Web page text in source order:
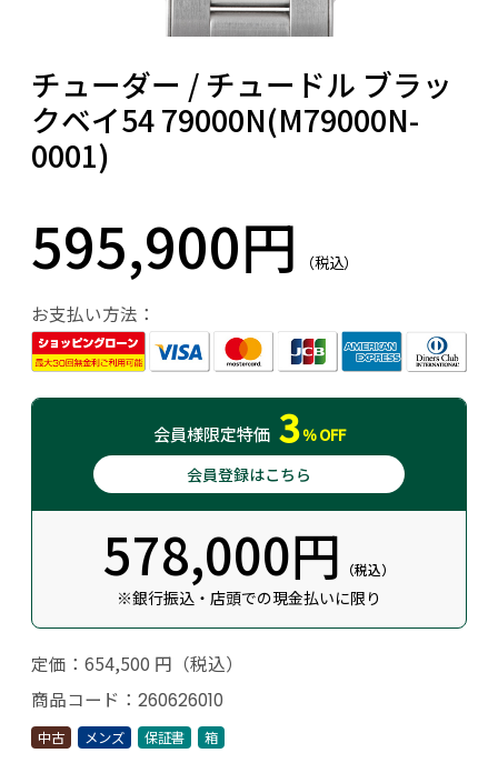
チューダー / チュードル ブラッ
クベイ54 79000N(M79000N-
0001)
595,900円 （税込）
お支払い方法：
会員様限定特価 3％OFF
会員登録はこちら
578,000円 （税込）
※銀行振込・店頭での現金払いに限り
定価：654,500 円（税込）
商品コード： 260626010
中古 メンズ 保証書 箱